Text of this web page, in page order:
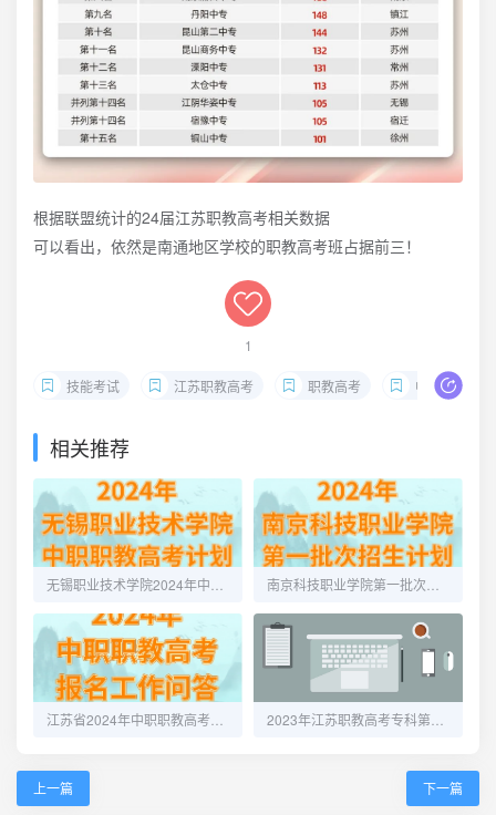
根据联盟统计的24届江苏职教高考相关数据
可以看出，依然是南通地区学校的职教高考班占据前三！
1
技能考试 江苏职教高考 职教高考 中职
相关推荐
上一篇 下一篇